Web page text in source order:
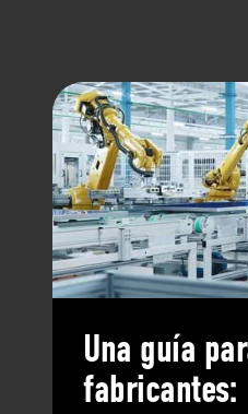
Una guía
fabricantes: